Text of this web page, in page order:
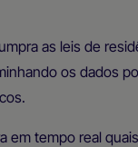
as leis de
os dados
em tempo real